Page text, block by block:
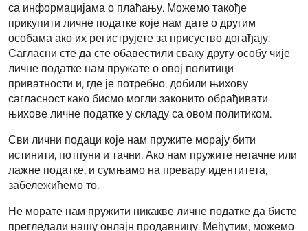
са информацијама о плаћању. Можемо такође
прикупити личне податке које нам дате о другим
особама ако их региструјете за присуство догађају.
Сагласни сте да сте обавестили сваку другу особу чије
личне податке нам пружате о овој политици
приватности и, где је потребно, добили њихову
сагласност како бисмо могли законито обрађивати
њихове личне податке у складу са овом политиком.
Сви лични подаци које нам пружите морају бити
истинити, потпуни и тачни. Ако нам пружите нетачне или
лажне податке, и сумњамо на превару идентитета,
забележићемо то.
Не морате нам пружити никакве личне податке да бисте
прегледали нашу онлајн продавницу. Међутим, можемо